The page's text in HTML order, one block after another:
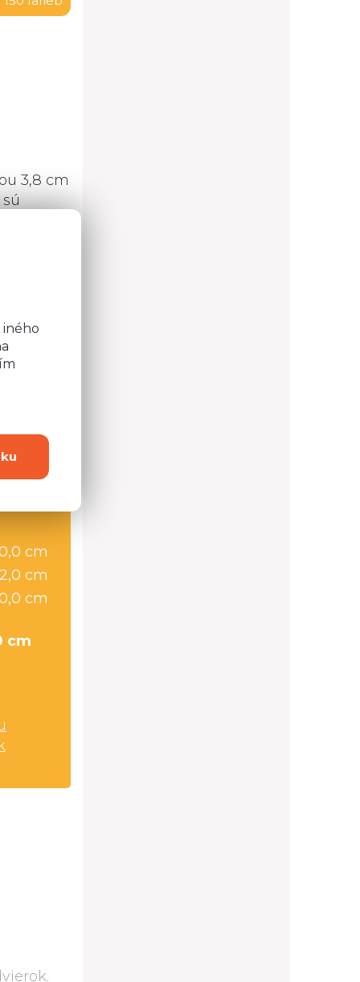
3,8 cm
sú
cm
cm
cm
cm
iného